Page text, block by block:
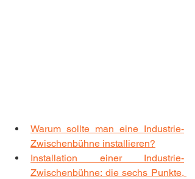
Warum sollte man eine Industrie-
Zwischenbühne installieren?
Installation einer Industrie-
Zwischenbühne: die sechs Punkte,